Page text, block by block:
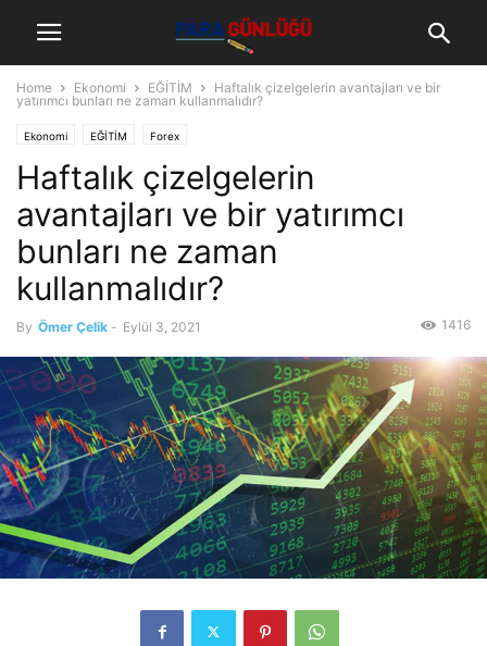
Home Ekonomi EĞİTİM
Haftalık çizelgelerin avantajları ve bir
yatırımcı bunları ne zaman kullanmalıdır?
Ekonomi EĞİTİM Forex
Haftalık çizelgelerin
avantajları ve bir yatırımcı
bunları ne zaman
kullanmalıdır?
By Ömer Çelik - Eylül 3, 2021 1416